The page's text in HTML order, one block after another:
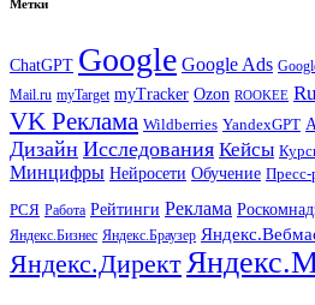
Метки
ChatGPT Google Google Ads
Mail.ru myTarget myTracker Ozon ROOKEE
VK Реклама Wildberries YandexGPT
Дизайн Исследования Кейсы
Минцифры Нейросети Обучение Пресс-
РСЯ Работа Рейтинги Реклама
Яндекс.Бизнес Яндекс.Браузер
Яндекс.Директ